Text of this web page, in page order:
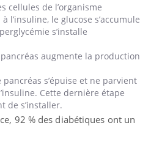
cellules de l’organisme
l’insuline, le glucose s’accumule
s’installe
augmente la production
pancréas s’épuise et ne parvient
Cette dernière étape
de s’installer.
92 % des diabétiques ont un